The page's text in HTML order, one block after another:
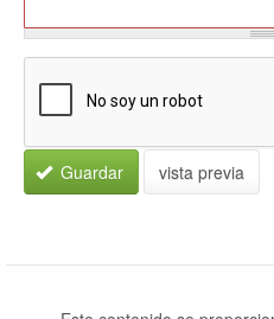
Guardar vista previa